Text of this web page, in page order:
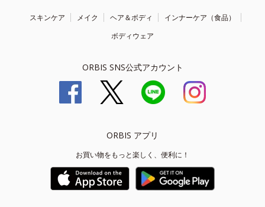
スキンケア メイク ヘア＆ボディ
インナーケア（食品）
ボディウェア
ORBIS SNS公式アカウント
ORBIS アプリ
お買い物をもっと楽しく、便利に！